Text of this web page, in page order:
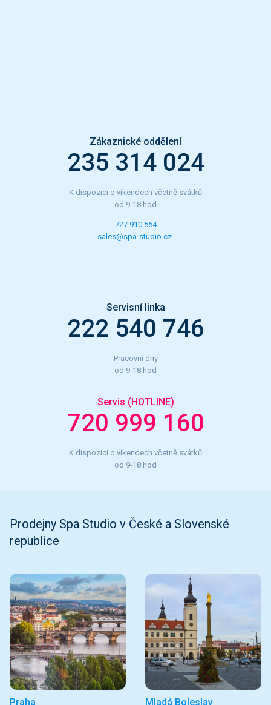
Zákaznické oddělení
235 314 024
K dispozici o víkendech včetně svátků
od 9-18 hod
727 910 564
sales@spa-studio.cz
Servisní linka
222 540 746
Pracovní dny
od 9-18 hod
Servis (HOTLINE)
720 999 160
K dispozici o víkendech včetně svátků
od 9-18 hod
Prodejny Spa Studio v České a Slovenské
republice
Praha Mladá Boleslav